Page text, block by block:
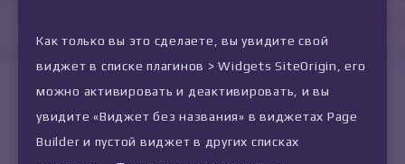
Как только вы это сделаете, вы увидите свой
виджет в списке плагинов > Widgets SiteOrigin, его
можно активировать и деактивировать, и вы
увидите «Виджет без названия» в виджетах Page
Builder и пустой виджет в других списках